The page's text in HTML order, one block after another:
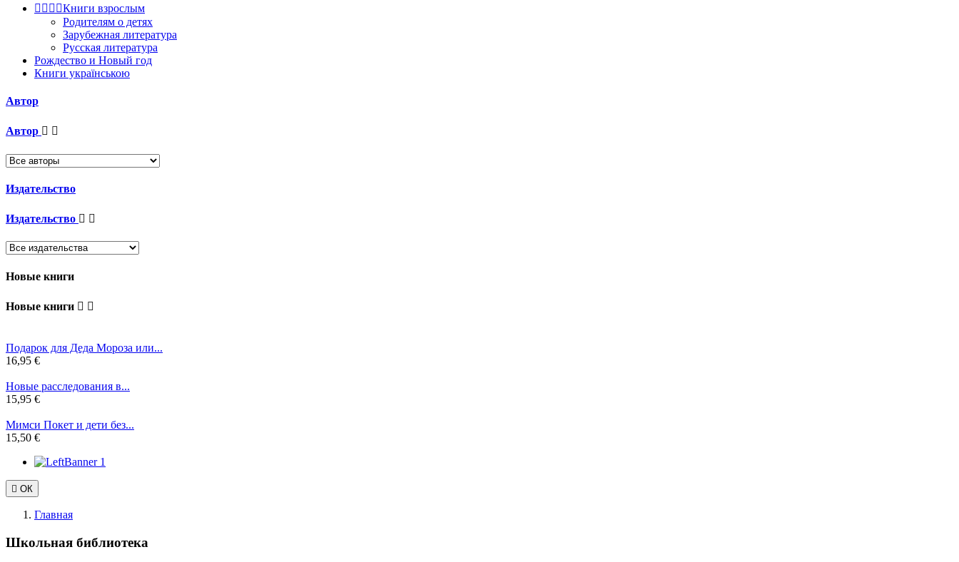
   Книги взрослым
Родителям о детях
Зарубежная литература
Русская литература
Рождество и Новый год
Книги українською
Автор
Автор  
Издательство
Издательство  
Новые книги
Новые книги  
Подарок для Деда Мороза или...
16,95 €
Новые расследования в...
15,95 €
Мимси Покет и дети без...
15,50 €
 ОК
Главная
Школьная библиотека